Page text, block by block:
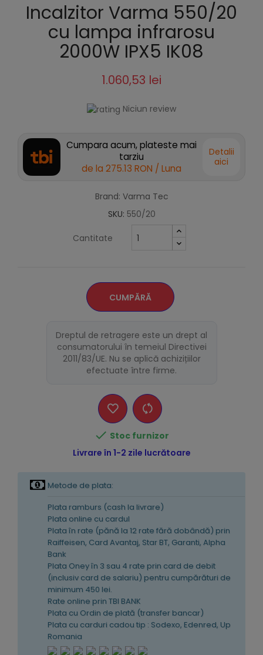
Incalzitor Varma 550/20
cu lampa infrarosu
2000W IPX5 IK08
1.060,53 lei
Niciun review
Cumpara acum, plateste mai
tarziu
de la 275.13 RON / Luna
Detalii
aici
Brand: Varma Tec
SKU: 550/20
Cantitate
CUMPĂRĂ
Dreptul de retragere este un drept al
consumatorului în temeiul Directivei
2011/83/UE. Nu se aplică achizițiilor
efectuate între firme.
 Stoc furnizor
Livrare în 1-2 zile lucrătoare
Metode de plata:
Plata ramburs (cash la livrare)
Plata online cu cardul
Plata în rate (pănă la 12 rate fără dobândă) prin
Raiffeisen, Card Avantaj, Star BT, Garanti, Alpha
Bank
Plata Oney în 3 sau 4 rate prin card de debit
(inclusiv card de salariu) pentru cumpărături de
minimum 450 lei.
Rate online prin TBI BANK
Plata cu Ordin de plată (transfer bancar)
Plata cu carduri cadou tip : Sodexo, Edenred, Up
Romania